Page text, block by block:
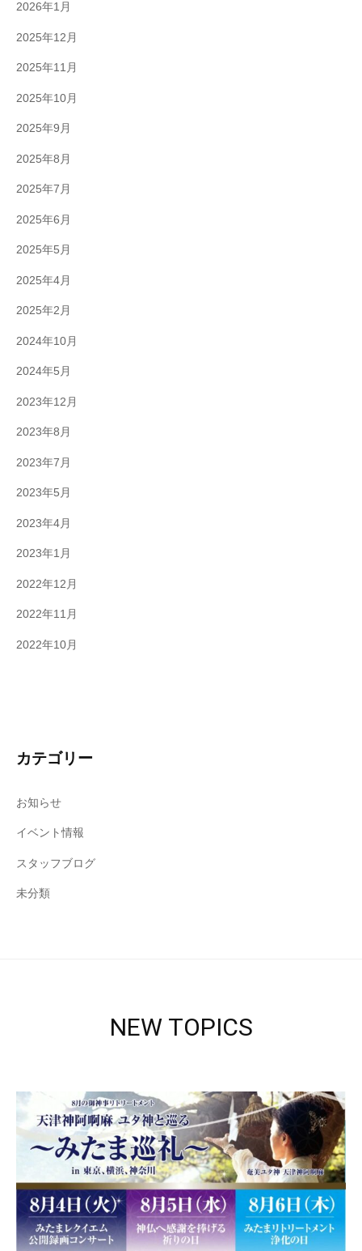
2026年1月
2025年12月
2025年11月
2025年10月
2025年9月
2025年8月
2025年7月
2025年6月
2025年5月
2025年4月
2025年2月
2024年10月
2024年5月
2023年12月
2023年8月
2023年7月
2023年5月
2023年4月
2023年1月
2022年12月
2022年11月
2022年10月
カテゴリー
お知らせ
イベント情報
スタッフブログ
未分類
NEW TOPICS